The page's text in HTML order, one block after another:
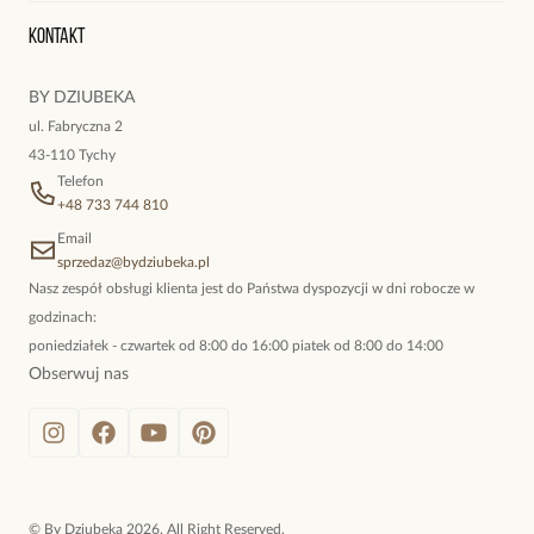
Ci błyszczeć w każdej sytuacji. Nasze nausznice to małe dzieła sztuki,
prawdziwa gwiazda.
Oryginalne naszyjniki, topowe bransoletki, okazałe kolczyki,
Kontakt
BY DZIUBEKA
ul. Fabryczna 2
43-110 Tychy
Telefon
+48 733 744 810
Email
sprzedaz@bydziubeka.pl
Nasz zespół obsługi klienta jest do Państwa dyspozycji w dni robocze w
godzinach:
poniedziałek - czwartek od 8:00 do 16:00 piatek od 8:00 do 14:00
Obserwuj nas
© By Dziubeka 2026. All Right Reserved.